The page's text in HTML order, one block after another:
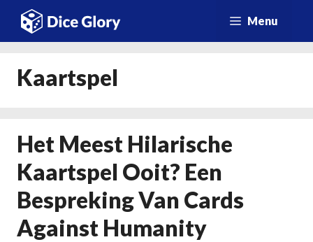
naar
inhoud
Menu
Kaartspel
Het Meest Hilarische
Kaartspel Ooit? Een
Bespreking Van Cards
Against Humanity